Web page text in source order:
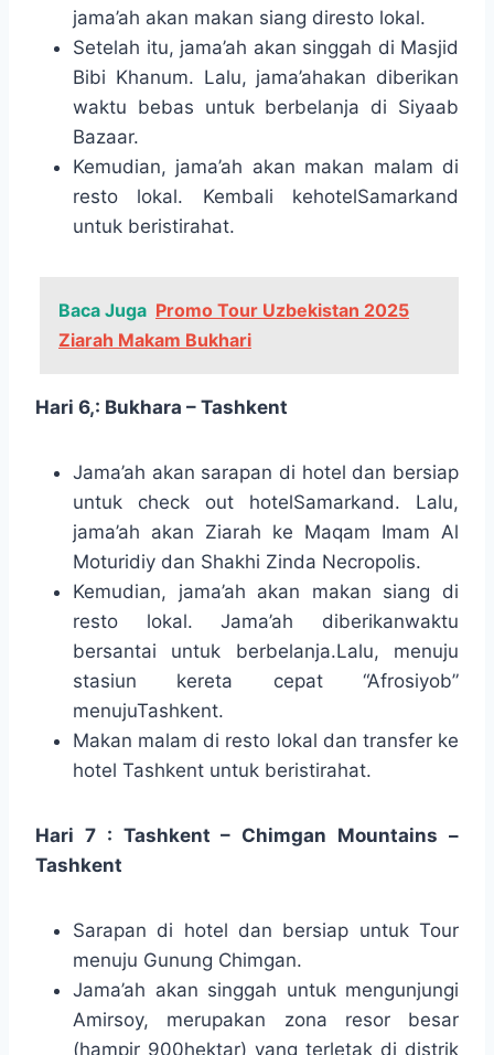
jama’ah akan makan siang diresto lokal.
Setelah itu, jama’ah akan singgah di Masjid
Bibi Khanum. Lalu, jama’ahakan diberikan
waktu bebas untuk berbelanja di Siyaab
Bazaar.
Kemudian, jama’ah akan makan malam di
resto lokal. Kembali kehotelSamarkand
untuk beristirahat.
Baca Juga Promo Tour Uzbekistan 2025
Ziarah Makam Bukhari
Hari 6,: Bukhara – Tashkent
Jama’ah akan sarapan di hotel dan bersiap
untuk check out hotelSamarkand. Lalu,
jama’ah akan Ziarah ke Maqam Imam Al
Moturidiy dan Shakhi Zinda Necropolis.
Kemudian, jama’ah akan makan siang di
resto lokal. Jama’ah diberikanwaktu
bersantai untuk berbelanja.Lalu, menuju
stasiun kereta cepat “Afrosiyob”
menujuTashkent.
Makan malam di resto lokal dan transfer ke
hotel Tashkent untuk beristirahat.
Hari 7 : Tashkent – Chimgan Mountains –
Tashkent
Sarapan di hotel dan bersiap untuk Tour
menuju Gunung Chimgan.
Jama’ah akan singgah untuk mengunjungi
Amirsoy, merupakan zona resor besar
(hampir 900hektar) yang terletak di distrik